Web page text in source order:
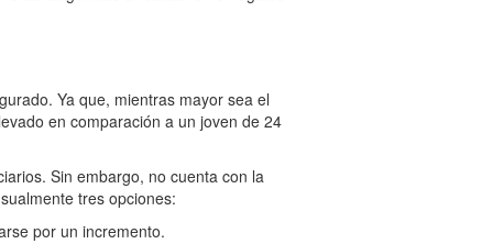
Ya que, mientras mayor sea el
en comparación a un joven de 24
Sin embargo, no cuenta con la
tres opciones:
por un incremento.